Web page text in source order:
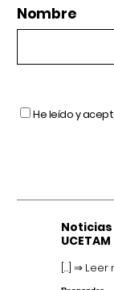
Nombre
He leído y
UCETAM
[…] ⇒ Leer